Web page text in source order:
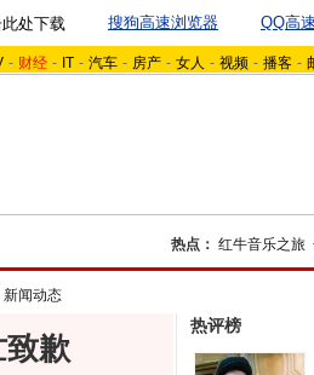
处下载 搜狗高速浏览器 QQ高
- 财经 - IT - 汽车 - 房产 - 女人 - 视频 - 播客 -
热点： 红牛音乐之旅
新闻动态
歉
热评榜